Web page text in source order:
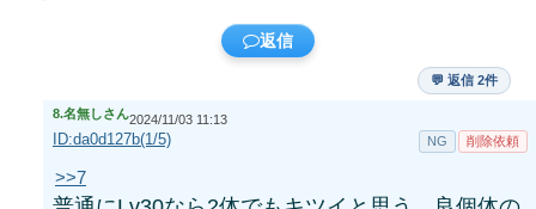
返信
💬 返信 2件
8.名無しさん2024/11/03 11:13
ID:da0d127b(1/5) NG 削除依頼
>>7